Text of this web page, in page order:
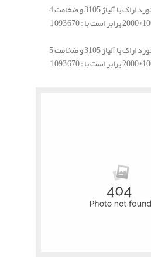
قیمت ورق آلومینیوم نورد اراک با آلیاژ 3105 و ضخامت 4
، حالت شیت ، ابعاد 1000*2000 برابر است با : 1,093,670
قیمت ورق آلومینیوم نورد اراک با آلیاژ 3105 و ضخامت 5
، حالت شیت ، ابعاد 1000*2000 برابر است با : 1,093,670